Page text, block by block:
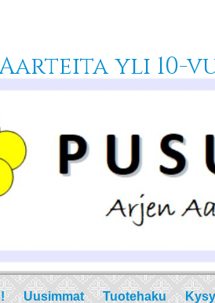
yli 10-
Uusimmat Tuotehaku